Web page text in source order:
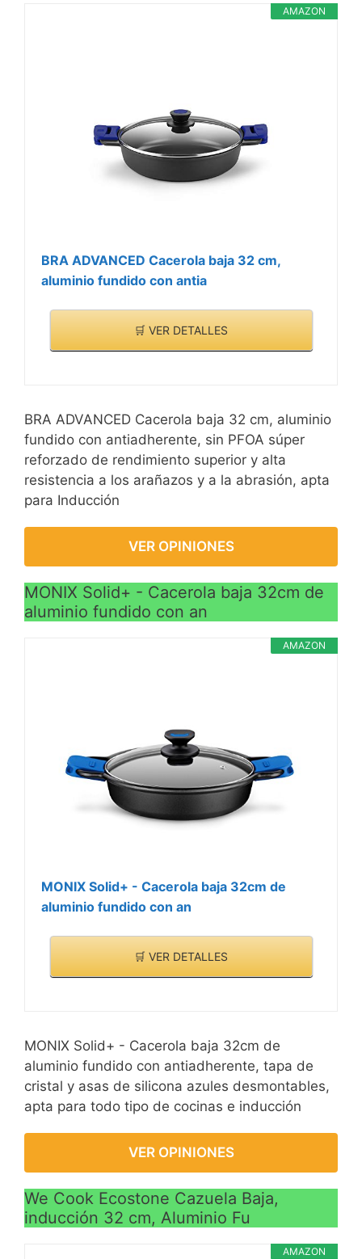
AMAZON
BRA ADVANCED Cacerola baja 32 cm,
aluminio fundido con antia
🛒 VER DETALLES
BRA ADVANCED Cacerola baja 32 cm, aluminio
fundido con antiadherente, sin PFOA súper
reforzado de rendimiento superior y alta
resistencia a los arañazos y a la abrasión, apta
para Inducción
VER OPINIONES
MONIX Solid+ - Cacerola baja 32cm de
aluminio fundido con an
AMAZON
MONIX Solid+ - Cacerola baja 32cm de
aluminio fundido con an
🛒 VER DETALLES
MONIX Solid+ - Cacerola baja 32cm de
aluminio fundido con antiadherente, tapa de
cristal y asas de silicona azules desmontables,
apta para todo tipo de cocinas e inducción
VER OPINIONES
We Cook Ecostone Cazuela Baja,
inducción 32 cm, Aluminio Fu
AMAZON